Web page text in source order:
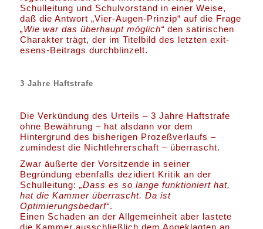
Schulleitung und Schulvorstand in einer Weise,
daß die Antwort „Vier-Augen-Prinzip“ auf die Frage
„Wie war das überhaupt möglich“ den satirischen
Charakter trägt, der im Titelbild des letzten exit-
esens-Beitrags durchblinzelt.
3 Jahre Haftstrafe
Die Verkündung des Urteils – 3 Jahre Haftstrafe
ohne Bewährung – hat alsdann vor dem
Hintergrund des bisherigen Prozeßverlaufs –
zumindest die Nichtlehrerschaft – überrascht.
Zwar äußerte der Vorsitzende in seiner
Begründung ebenfalls dezidiert Kritik an der
Schulleitung:„Dass es so lange funktioniert hat,
hat die Kammer überrascht. Da ist
Optimierungsbedarf“.
Einen Schaden an der Allgemeinheit aber lastete